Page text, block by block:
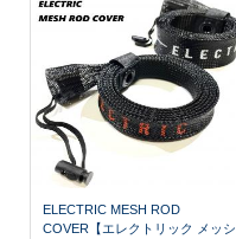
ELECTRIC MESH ROD
COVER【エレクトリック メッシ